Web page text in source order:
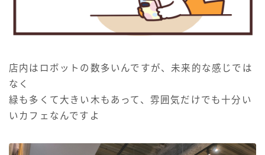
店内はロボットの数多いんですが、未来的な感じでは
なく
緑も多くて大きい木もあって、雰囲気だけでも十分い
いカフェなんですよ